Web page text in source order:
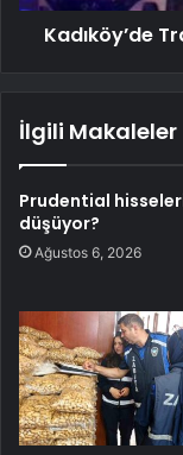
Kadıköy’de
İlgili Makaleler
Prudential
düşüyor?
Ağustos 6, 2026